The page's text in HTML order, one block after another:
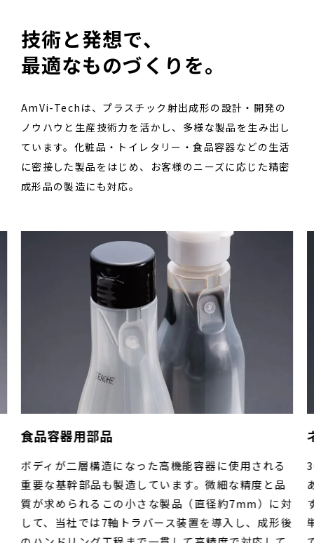
技術と発想で、
最適なものづくりを。
AmVi-Techは、プラスチック射出成形の設計・開発の
ノウハウと生産技術力を活かし、多様な製品を生み出し
ています。化粧品・トイレタリー・食品容器などの生活
に密接した製品をはじめ、お客様のニーズに応じた精密
成形品の製造にも対応。
食品容器用部品
ボディが二層構造になった高機能容器に使用される
重要な基幹部品も製造しています。微細な精度と品
質が求められるこの小さな製品（直径約7mm）に対
して、当社では7軸トラバース装置を導入し、成形後